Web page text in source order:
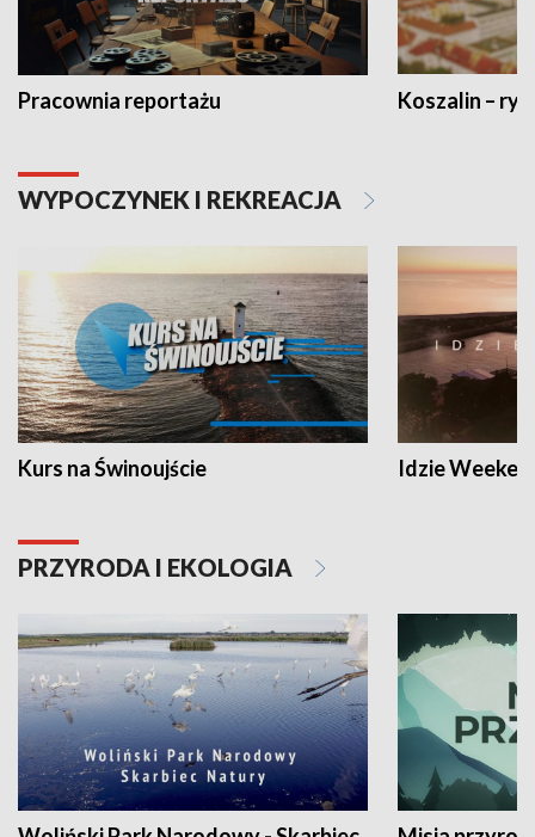
Pracownia reportażu Koszalin –
WYPOCZYNEK I REKREACJA
Kurs na Świnoujście Idzie
PRZYRODA I EKOLOGIA